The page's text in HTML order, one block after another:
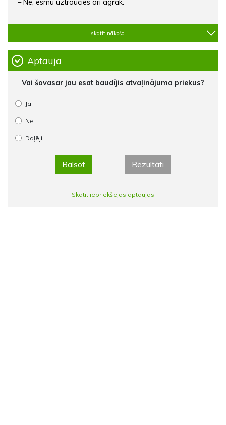
– Nē, esmu uztraucies arī agrāk.
skatīt nākošo
Aptauja
Vai šovasar jau esat baudījis atvaļinājuma priekus?
Jā
Nē
Daļēji
Balsot Rezultāti
Skatīt iepriekšējās aptaujas